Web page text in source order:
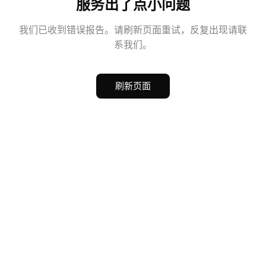
服务出了点小问题
我们已收到错误报告。请刷新页面重试，反复出现请联
系我们。
刷新页面